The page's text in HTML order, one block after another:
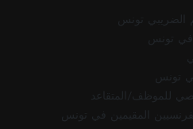
الضريبي تونس
تونس
تونس
للموظف/المتقاعد
المقيمين في تونس